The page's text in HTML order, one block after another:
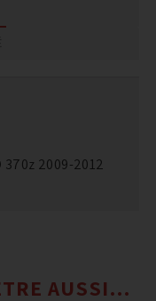
2009-2012
AUSSI…